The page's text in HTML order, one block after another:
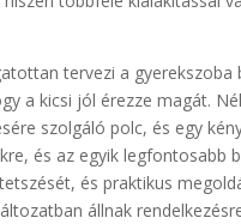
tervezi a
a kicsi jól érezze magát.
szolgáló polc, és egy
és az egyik
és praktikus
állnak